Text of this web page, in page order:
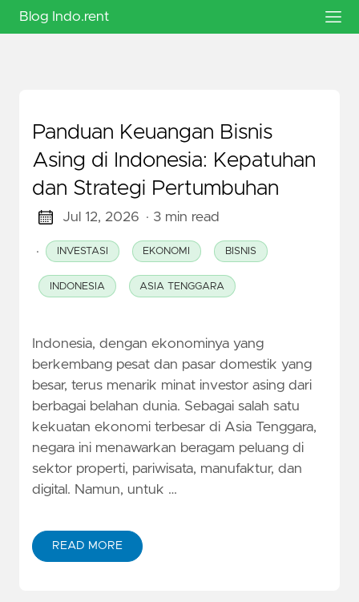
Blog Indo.rent
Panduan Keuangan Bisnis
Asing di Indonesia: Kepatuhan
dan Strategi Pertumbuhan
Jul 12, 2026 · 3 min read
· INVESTASI EKONOMI BISNIS
INDONESIA ASIA TENGGARA
Indonesia, dengan ekonominya yang
berkembang pesat dan pasar domestik yang
besar, terus menarik minat investor asing dari
berbagai belahan dunia. Sebagai salah satu
kekuatan ekonomi terbesar di Asia Tenggara,
negara ini menawarkan beragam peluang di
sektor properti, pariwisata, manufaktur, dan
digital. Namun, untuk …
READ MORE